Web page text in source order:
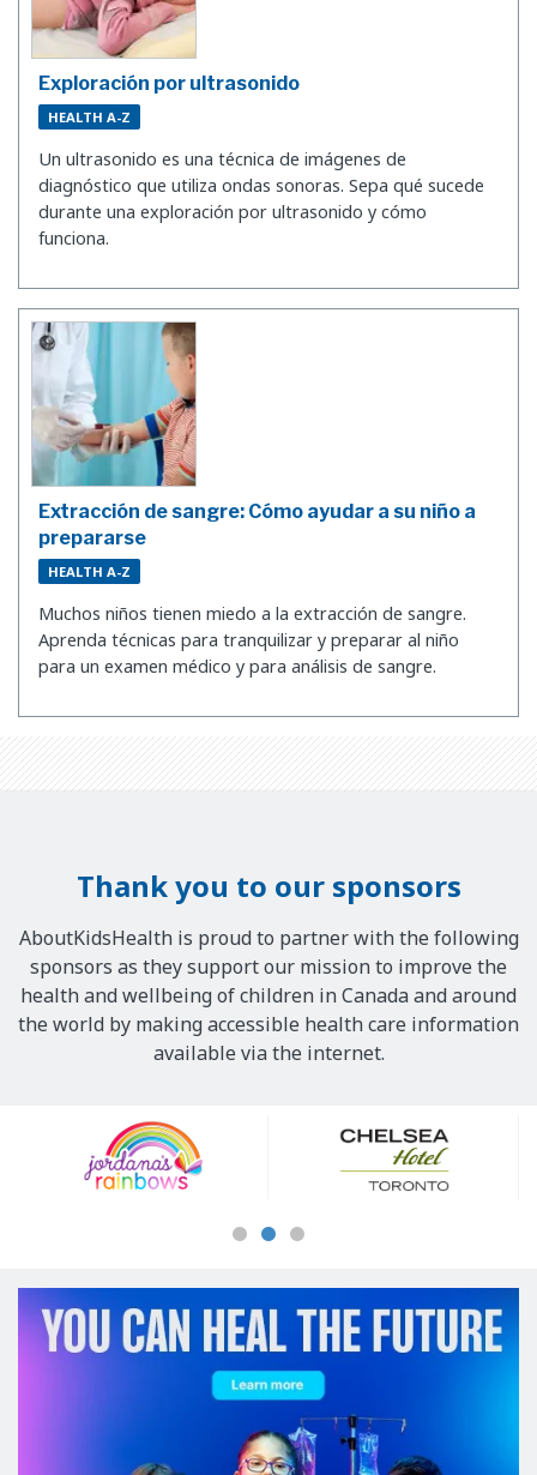
Exploración por ultrasonido
HEALTH A-Z
Un ultrasonido es una técnica de imágenes de
diagnóstico que utiliza ondas sonoras. Sepa qué sucede
durante una exploración por ultrasonido y cómo
funciona.
Extracción de sangre: Cómo ayudar a su niño a
prepararse
HEALTH A-Z
Muchos niños tienen miedo a la extracción de sangre.
Aprenda técnicas para tranquilizar y preparar al niño
para un examen médico y para análisis de sangre.
Thank you to our sponsors
AboutKidsHealth is proud to partner with the following
sponsors as they support our mission to improve the
health and wellbeing of children in Canada and around
the world by making accessible health care information
available via the internet.
Sponsors